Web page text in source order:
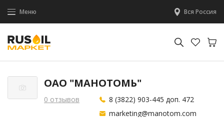
Меню Вся Россия
ОАО "МАНОТОМЬ"
0 отзывов
8 (3822) 903-445 доп. 472
marketing@manotom.com